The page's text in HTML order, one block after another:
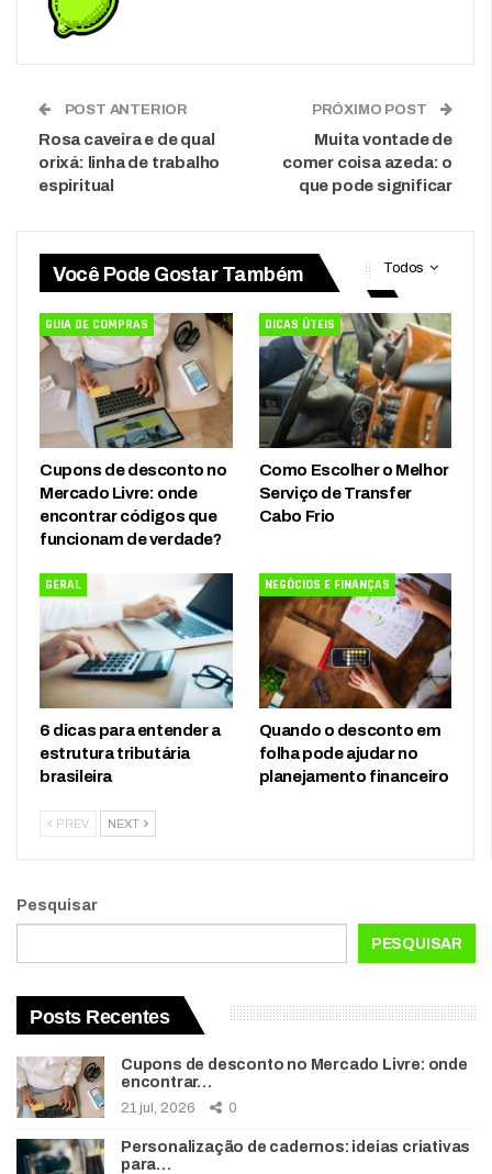
POST ANTERIOR
Rosa caveira e de qual
orixá: linha de trabalho
espiritual
PRÓXIMO POST
Muita vontade de
comer coisa azeda: o
que pode significar
Todos
Você Pode Gostar Também
GUIA DE COMPRAS
Cupons de desconto no
Mercado Livre: onde
encontrar códigos que
funcionam de verdade?
DICAS ÚTEIS
Como Escolher o Melhor
Serviço de Transfer
Cabo Frio
GERAL
6 dicas para entender a
estrutura tributária
brasileira
NEGÓCIOS E FINANÇAS
Quando o desconto em
folha pode ajudar no
planejamento financeiro
PREV NEXT
Pesquisar
PESQUISAR
Posts Recentes
Cupons de desconto no Mercado Livre: onde
encontrar…
21 jul, 2026 0
Personalização de cadernos: ideias criativas
para…